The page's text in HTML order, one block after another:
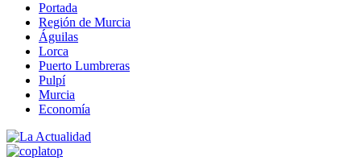
Portada
Región de Murcia
Águilas
Lorca
Puerto Lumbreras
Pulpí
Murcia
Economía